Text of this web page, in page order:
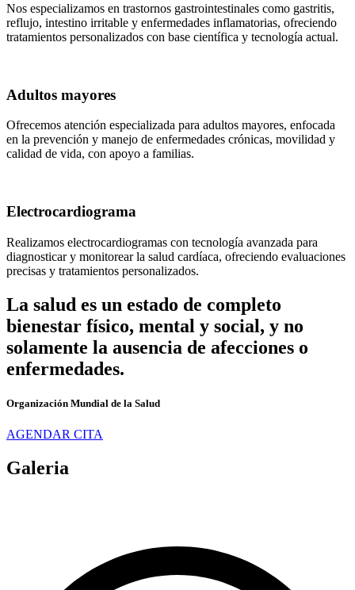
Nos especializamos en trastornos gastrointestinales como gastritis,
reflujo, intestino irritable y enfermedades inflamatorias, ofreciendo
tratamientos personalizados con base científica y tecnología actual.
Adultos mayores
Ofrecemos atención especializada para adultos mayores, enfocada
en la prevención y manejo de enfermedades crónicas, movilidad y
calidad de vida, con apoyo a familias.
Electrocardiograma
Realizamos electrocardiogramas con tecnología avanzada para
diagnosticar y monitorear la salud cardíaca, ofreciendo evaluaciones
precisas y tratamientos personalizados.
La salud es un estado de completo
bienestar físico, mental y social, y no
solamente la ausencia de afecciones o
enfermedades.
Organización Mundial de la Salud
AGENDAR CITA
Galeria